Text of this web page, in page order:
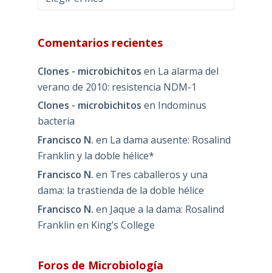
Comentarios recientes
Clones - microbichitos en La alarma del
verano de 2010: resistencia NDM-1
Clones - microbichitos en Indominus
bacteria
Francisco N. en La dama ausente: Rosalind
Franklin y la doble hélice*
Francisco N. en Tres caballeros y una
dama: la trastienda de la doble hélice
Francisco N. en Jaque a la dama: Rosalind
Franklin en King’s College
Foros de Microbiología